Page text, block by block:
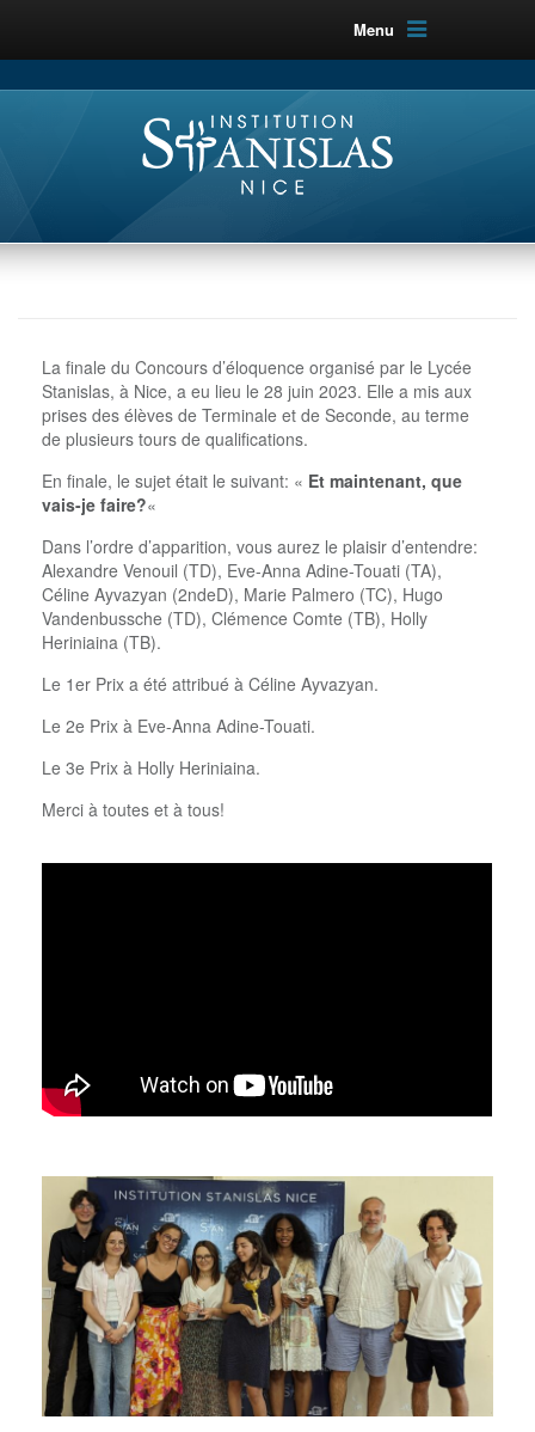
Menu
La finale du Concours d’éloquence organisé par le Lycée
Stanislas, à Nice, a eu lieu le 28 juin 2023. Elle a mis aux
prises des élèves de Terminale et de Seconde, au terme
de plusieurs tours de qualifications.
En finale, le sujet était le suivant: « Et maintenant, que
vais-je faire?«
Dans l’ordre d’apparition, vous aurez le plaisir d’entendre:
Alexandre Venouil (TD), Eve-Anna Adine-Touati (TA),
Céline Ayvazyan (2ndeD), Marie Palmero (TC), Hugo
Vandenbussche (TD), Clémence Comte (TB), Holly
Heriniaina (TB).
Le 1er Prix a été attribué à Céline Ayvazyan.
Le 2e Prix à Eve-Anna Adine-Touati.
Le 3e Prix à Holly Heriniaina.
Merci à toutes et à tous!